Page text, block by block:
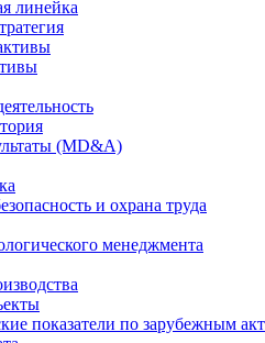
линейка
(MD&A)
и охрана труда
менеджмента
показатели по зарубежным